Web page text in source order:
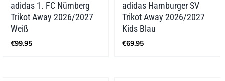
adidas 1. FC Nürnberg
Trikot Away 2026/2027
Weiß
€99.95
adidas Hamburger SV
Trikot Away 2026/2027
Kids Blau
€69.95